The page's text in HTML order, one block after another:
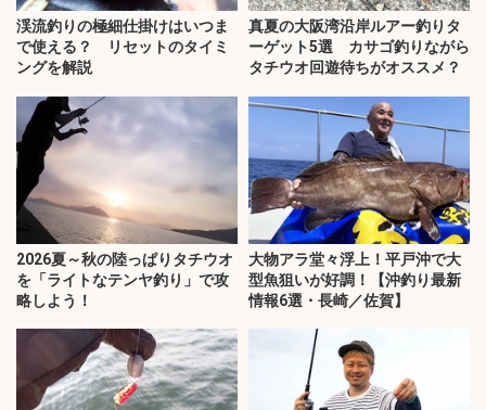
渓流釣りの極細仕掛けはいつま
で使える？ リセットのタイミ
ングを解説
真夏の大阪湾沿岸ルアー釣りタ
ーゲット5選 カサゴ釣りながら
タチウオ回遊待ちがオススメ？
2026夏～秋の陸っぱりタチウオ
を「ライトなテンヤ釣り」で攻
略しよう！
大物アラ堂々浮上！平戸沖で大
型魚狙いが好調！【沖釣り最新
情報6選・長崎／佐賀】